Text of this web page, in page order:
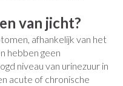
van jicht?
afhankelijk van het
hebben geen
niveau van urinezuur in
acute of chronische